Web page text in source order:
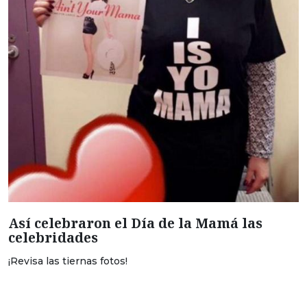
Así celebraron el Día de la Mamá las
celebridades
¡Revisa las tiernas fotos!